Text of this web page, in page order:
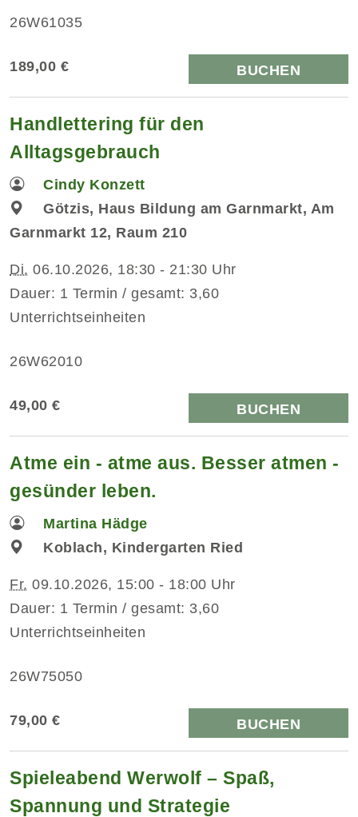
26W61035
189,00 € BUCHEN
Handlettering für den
Alltagsgebrauch
Cindy Konzett
Götzis, Haus Bildung am Garnmarkt, Am
Garnmarkt 12, Raum 210
Di. 06.10.2026, 18:30 - 21:30 Uhr
Dauer: 1 Termin / gesamt: 3,60
Unterrichtseinheiten
26W62010
49,00 € BUCHEN
Atme ein - atme aus. Besser atmen -
gesünder leben.
Martina Hädge
Koblach, Kindergarten Ried
Fr. 09.10.2026, 15:00 - 18:00 Uhr
Dauer: 1 Termin / gesamt: 3,60
Unterrichtseinheiten
26W75050
79,00 € BUCHEN
Spieleabend Werwolf – Spaß,
Spannung und Strategie